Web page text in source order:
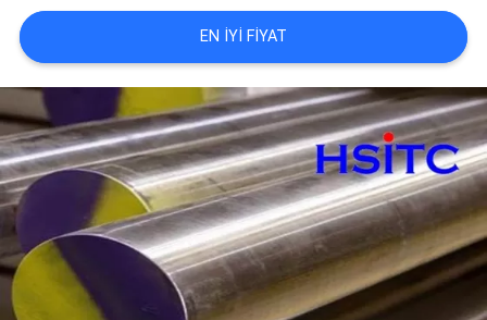
SITE
HARITASI
GIZLILIK
POLITIKASI
EN IYI FIYAT